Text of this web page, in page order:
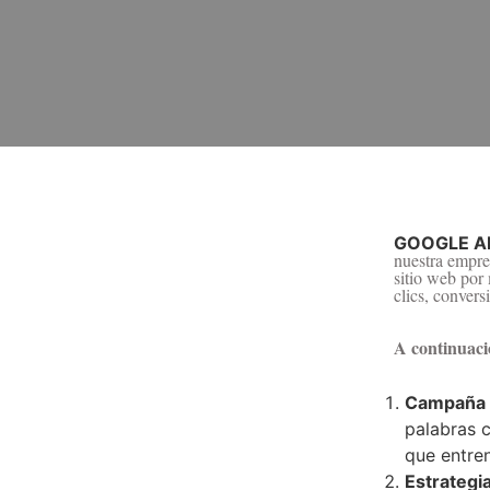
GOOGLE
nuestra
sitio web por
clics,
A
palabras
que